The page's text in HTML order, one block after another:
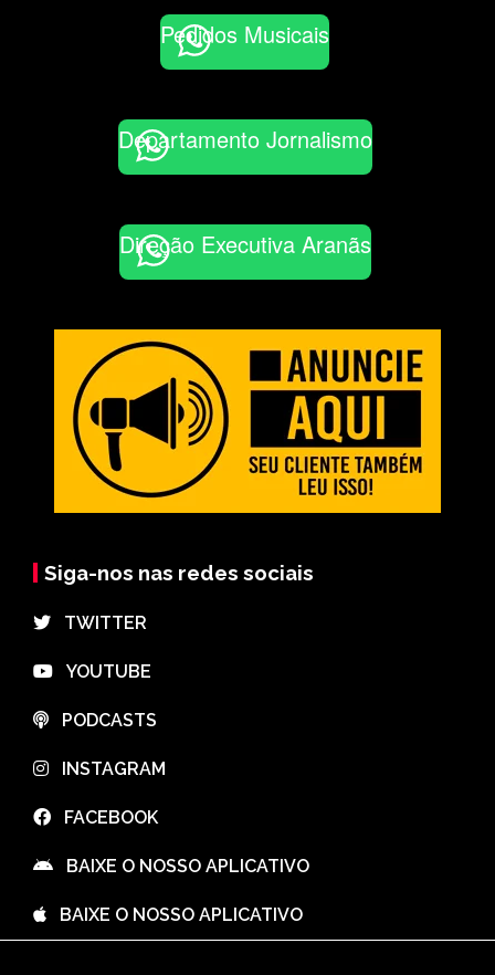
Pedidos Musicais
Departamento Jornalismo
Direção Executiva Aranãs
Siga-nos nas redes sociais
⠀TWITTER
⠀YOUTUBE
⠀PODCASTS
⠀INSTAGRAM
⠀FACEBOOK
⠀BAIXE O NOSSO APLICATIVO
⠀BAIXE O NOSSO APLICATIVO